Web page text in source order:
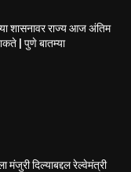
शासनावर राज्य आज अंतिम
| पुणे बातम्या
दिल्याबद्दल रेल्वेमंत्री